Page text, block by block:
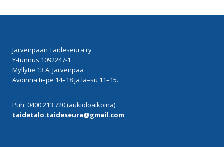
Järvenpään Taideseura ry
Y-tunnus 1092247-1
Myllytie 13 A, Järvenpää
Avoinna ti–pe 14–18 ja la–su 11–15.
Puh. 0400 213 720 (aukioloaikoina)
taidetalo.taideseura@gmail.com